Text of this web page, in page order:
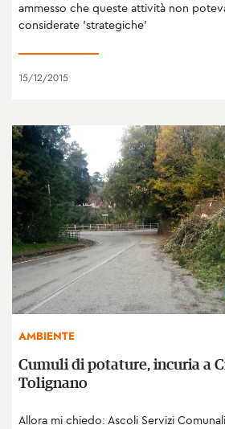
ammesso che queste attività non
considerate 'strategiche'
15/12/2015
AMBIENTE
Cumuli di potature, incuria a
Tolignano
Allora mi chiedo: Ascoli Servizi